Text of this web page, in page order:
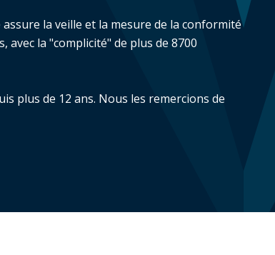
la veille et la mesure de la conformité
avec la "complicité" de plus de 8700
plus de 12 ans. Nous les remercions de